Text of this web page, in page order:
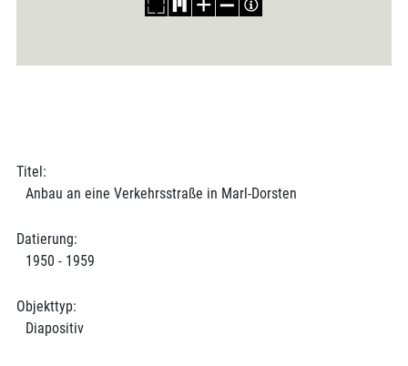
Titel:
Anbau an eine Verkehrsstraße in Marl-Dorsten
Datierung:
1950 - 1959
Objekttyp:
Diapositiv